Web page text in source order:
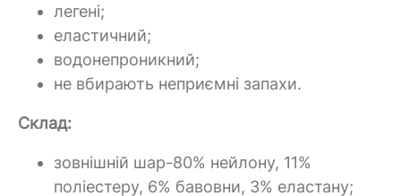
легені;
еластичний;
водонепроникний;
не вбирають неприємні запахи.
Склад:
зовнішній шар-80% нейлону, 11%
поліестеру, 6% бавовни, 3% еластану;